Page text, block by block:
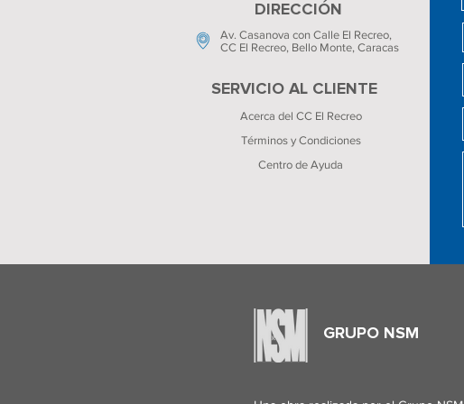
DIRECCIÓN
Av. Casanova con Calle El Recreo,
CC El Recreo, Bello Monte, Caracas
SERVICIO AL CLIENTE
Acerca del CC El Recreo
Términos y Condiciones
Centro de Ayuda
GRUPO NSM